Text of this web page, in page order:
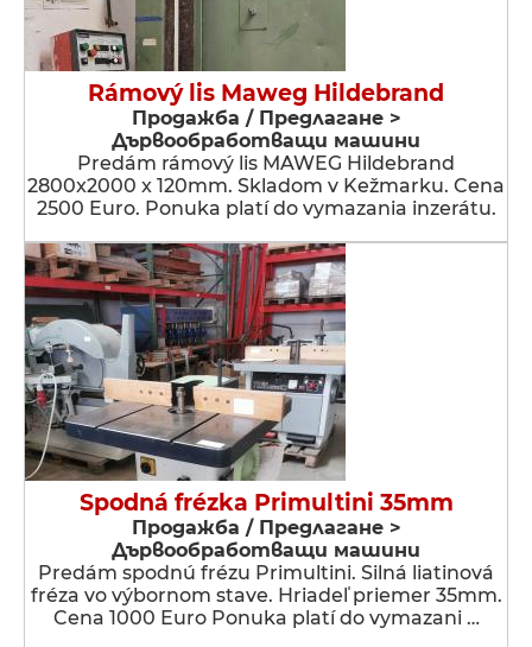
Rámový lis Maweg Hildebrand
Продажба / Предлагане >
Дървообработващи машини
Predám rámový lis MAWEG Hildebrand
2800x2000 x 120mm. Skladom v Kežmarku. Cena
2500 Euro. Ponuka platí do vymazania inzerátu.
Spodná frézka Primultini 35mm
Продажба / Предлагане >
Дървообработващи машини
Predám spodnú frézu Primultini. Silná liatinová
fréza vo výbornom stave. Hriadeľ priemer 35mm.
Cena 1000 Euro Ponuka platí do vymazani …